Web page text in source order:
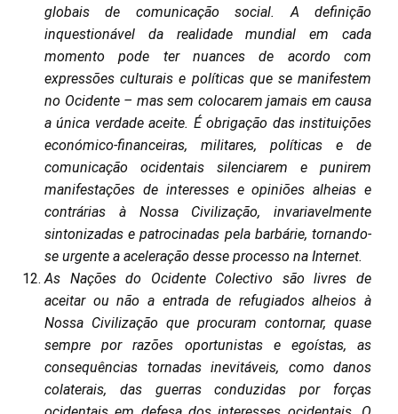
globais de comunicação social. A definição
inquestionável da realidade mundial em cada
momento pode ter nuances de acordo com
expressões culturais e políticas que se manifestem
no Ocidente – mas sem colocarem jamais em causa
a única verdade aceite. É obrigação das instituições
económico-financeiras, militares, políticas e de
comunicação ocidentais silenciarem e punirem
manifestações de interesses e opiniões alheias e
contrárias à Nossa Civilização, invariavelmente
sintonizadas e patrocinadas pela barbárie, tornando-
se urgente a aceleração desse processo na Internet.
As Nações do Ocidente Colectivo são livres de
aceitar ou não a entrada de refugiados alheios à
Nossa Civilização que procuram contornar, quase
sempre por razões oportunistas e egoístas, as
consequências tornadas inevitáveis, como danos
colaterais, das guerras conduzidas por forças